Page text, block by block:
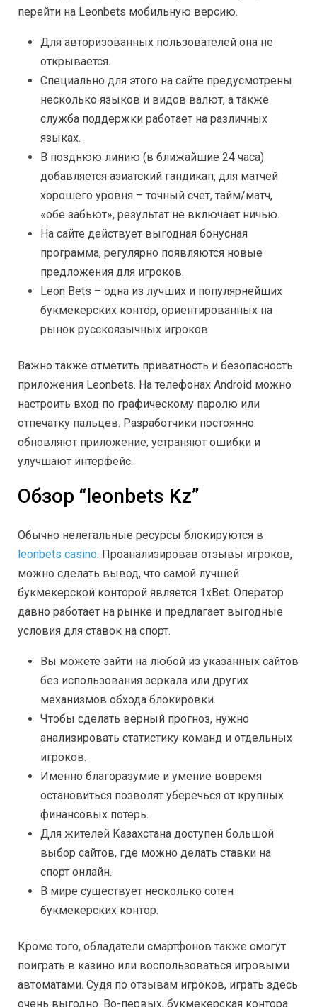
перейти на Leonbets мобильную версию.
Для авторизованных пользователей она не
открывается.
Специально для этого на сайте предусмотрены
несколько языков и видов валют, а также
служба поддержки работает на различных
языках.
В позднюю линию (в ближайшие 24 часа)
добавляется азиатский гандикап, для матчей
хорошего уровня – точный счет, тайм/матч,
«обе забьют», результат не включает ничью.
На сайте действует выгодная бонусная
программа, регулярно появляются новые
предложения для игроков.
Leon Bets – одна из лучших и популярнейших
букмекерских контор, ориентированных на
рынок русскоязычных игроков.
Важно также отметить приватность и безопасность
приложения Leonbets. На телефонах Android можно
настроить вход по графическому паролю или
отпечатку пальцев. Разработчики постоянно
обновляют приложение, устраняют ошибки и
улучшают интерфейс.
Обзор “leonbets Kz”
Обычно нелегальные ресурсы блокируются в
leonbets casino. Проанализировав отзывы игроков,
можно сделать вывод, что самой лучшей
букмекерской конторой является 1xBet. Оператор
давно работает на рынке и предлагает выгодные
условия для ставок на спорт.
Вы можете зайти на любой из указанных сайтов
без использования зеркала или других
механизмов обхода блокировки.
Чтобы сделать верный прогноз, нужно
анализировать статистику команд и отдельных
игроков.
Именно благоразумие и умение вовремя
остановиться позволят уберечься от крупных
финансовых потерь.
Для жителей Казахстана доступен большой
выбор сайтов, где можно делать ставки на
спорт онлайн.
В мире существует несколько сотен
букмекерских контор.
Кроме того, обладатели смартфонов также смогут
поиграть в казино или воспользоваться игровыми
автоматами. Судя по отзывам игроков, играть здесь
очень выгодно. Во-первых, букмекерская контора